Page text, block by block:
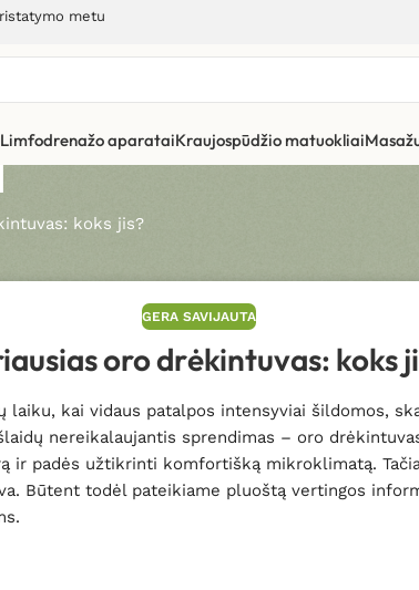
metu
Limfodrenažo aparataiKraujospūdžio matuokliai
koks jis?
GERA SAVIJAUTA
oro drėkintuvas: koks
laiku, kai vidaus patalpos intensyviai šildomos,
nereikalaujantis sprendimas – oro
ir padės užtikrinti komfortišką mikroklimatą.
Būtent todėl pateikiame pluoštą vertingos